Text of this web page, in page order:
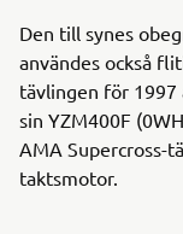
Den till synes
användes också
tävlingen för 1997
sin YZM400F
AMA Supercross-
taktsmotor.